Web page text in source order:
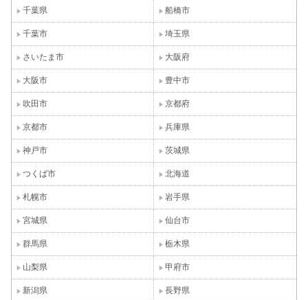
千葉県 船橋市
千葉市 埼玉県
さいたま市 大阪府
大阪市 豊中市
吹田市 京都府
京都市 兵庫県
神戸市 茨城県
つくば市 北海道
札幌市 岩手県
宮城県 仙台市
群馬県 栃木県
山梨県 甲府市
新潟県 長野県